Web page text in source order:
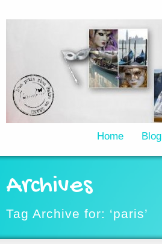
Home Blog
Archives
Tag Archive for: ‘paris’